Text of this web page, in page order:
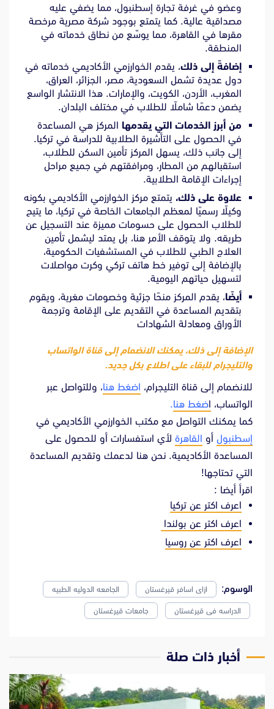
وعضو في غرفة تجارة إسطنبول، مما يضفي عليه
مصداقية عالية. كما يتمتع بوجود شركة مصرية مرخصة
مقرها في القاهرة، مما يوسّع من نطاق خدماته في
المنطقة.
إضافةً إلى ذلك، يقدم الخوارزمي الأكاديمي خدماته في
دول عديدة تشمل السعودية، مصر، الجزائر، العراق،
المغرب، الأردن، الكويت، والإمارات. هذا الانتشار الواسع
يضمن دعمًا شاملًا للطلاب في مختلف البلدان.
من أبرز الخدمات التي يقدمها المركز هي المساعدة
في الحصول على التأشيرة الطلابية للدراسة في تركيا.
إلى جانب ذلك، يسهل المركز تأمين السكن للطلاب،
استقبالهم من المطار، ومرافقتهم في جميع مراحل
إجراءات الإقامة الطلابية.
علاوة على ذلك، يتمتع مركز الخوارزمي الأكاديمي بكونه
وكيلًا رسميًا لمعظم الجامعات الخاصة في تركيا، ما يتيح
للطلاب الحصول على حسومات مميزة عند التسجيل عن
طريقه. ولا يتوقف الأمر هنا، بل يمتد ليشمل تأمين
العلاج الطبي للطلاب في المستشفيات الحكومية،
بالإضافة إلى توفير خط هاتف تركي وكرت مواصلات
لتسهيل حياتهم اليومية.
أيضًا، يقدم المركز منحًا جزئية وخصومات مغرية، ويقوم
بتقديم المساعدة في التقديم على الإقامة وترجمة
الأوراق ومعادلة الشهادات
الإضافة إلى ذلك، يمكنك الانضمام إلى قناة الواتساب
والتليجرام للبقاء على اطلاع بكل جديد.
للانضمام إلى قناة التليجرام، اضغط هنا، وللتواصل عبر
الواتساب، اضغط هنا.
كما يمكنك التواصل مع مكتب الخوارزمي الأكاديمي في
إسطنبول أو القاهرة لأي استفسارات أو للحصول على
المساعدة الأكاديمية. نحن هنا لدعمك وتقديم المساعدة
التي تحتاجها!
اقرأ أيضا :
اعرف اكتر عن تركيا
اعرف اكتر عن بولندا
اعرف اكتر عن روسيا
الوسوم: ازاى اسافر قيرغستان الجامعه الدوليه الطبيه
الدراسه فى قيرغستان جامعات قيرغستان
‫أخبار ذات صلة